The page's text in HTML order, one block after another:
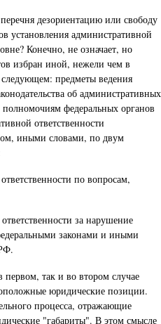
дезориентацию или свободу
установления административной
Конечно, не означает, но
избран иной, нежели чем в
предметы ведения
об административных
федеральных органов
ответственности
иными словами, по двум
по вопросам,
за нарушение
законами и иными
так и во втором случае
юридические позиции.
процесса, отражающие
"габариты". В этом смысле